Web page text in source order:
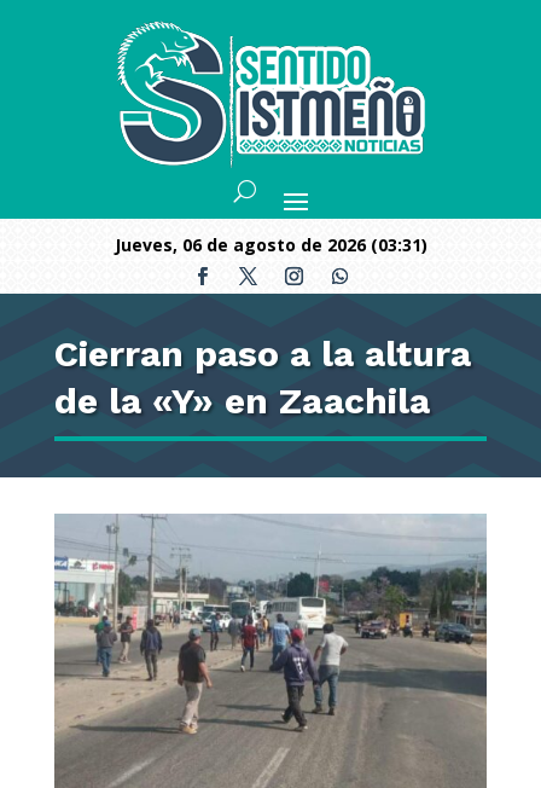
jueves, 06 de agosto de 2026 (03:31)
Cierran paso a la altura
de la «Y» en Zaachila